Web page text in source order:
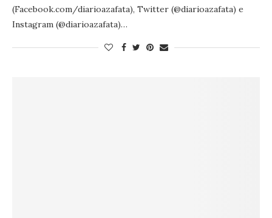
(Facebook.com/diarioazafata), Twitter (@diarioazafata) e
Instagram (@diarioazafata)…